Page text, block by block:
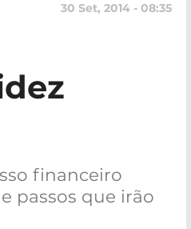
30 Set, 2014 - 08:35
financeiro
passos que irão